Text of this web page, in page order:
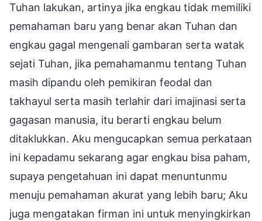
Tuhan lakukan, artinya jika engkau tidak memiliki
pemahaman baru yang benar akan Tuhan dan
engkau gagal mengenali gambaran serta watak
sejati Tuhan, jika pemahamanmu tentang Tuhan
masih dipandu oleh pemikiran feodal dan
takhayul serta masih terlahir dari imajinasi serta
gagasan manusia, itu berarti engkau belum
ditaklukkan. Aku mengucapkan semua perkataan
ini kepadamu sekarang agar engkau bisa paham,
supaya pengetahuan ini dapat menuntunmu
menuju pemahaman akurat yang lebih baru; Aku
juga mengatakan firman ini untuk menyingkirkan